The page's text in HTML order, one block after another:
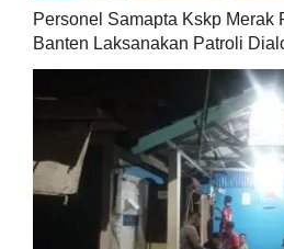
Personel Samapta Kskp Merak
Banten Laksanakan Patroli